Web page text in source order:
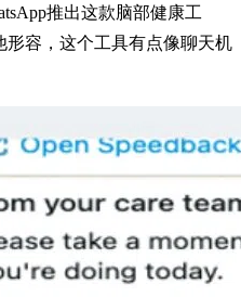
推出这款脑部健康工
容，这个工具有点像聊天机